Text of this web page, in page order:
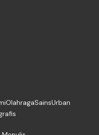
OlahragaSainsUrban